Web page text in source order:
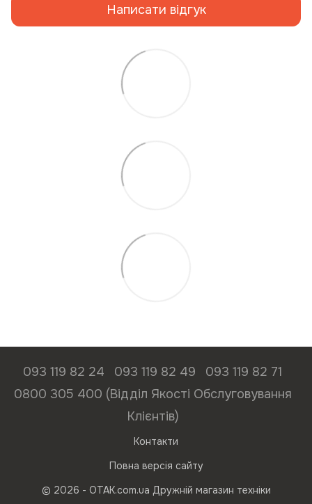
Написати відгук
093 119 82 24 093 119 82 49
093 119 82 71
0800 305 400 (Відділ Якості Обслуговування
Клієнтів)
Контакти
Повна версія сайту
© 2026 - ОТАК.com.ua Дружній магазин техніки